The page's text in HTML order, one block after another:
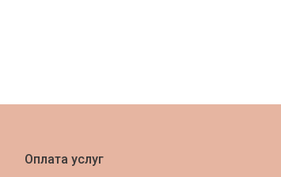
Оплата услуг